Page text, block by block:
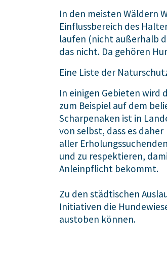
In den meisten Wäldern
Einflussbereich des
laufen (nicht außerhalb
das nicht. Da gehören
Eine Liste der
In einigen Gebieten wird
zum Beispiel auf dem
Scharpenaken ist in
von selbst, dass es
aller
und zu respektieren,
Anleinpflicht bekommt.
Zu den städtischen
Initiativen die
austoben können.